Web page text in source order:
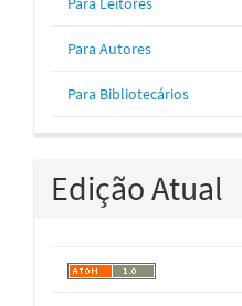
Para Autores
Para Bibliotecários
Edição Atual